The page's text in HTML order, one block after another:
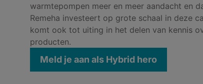
warmtepompen meer en meer aandacht en
Remeha investeert op grote schaal in deze
komt ook tot uiting in het delen van kennis
producten.
Meld je aan als Hybrid hero